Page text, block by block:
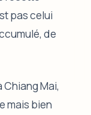
pas celui
de
Mai,
mais bien